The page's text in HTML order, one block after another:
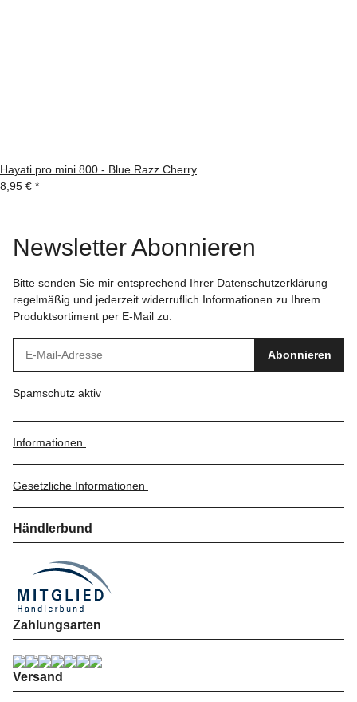
Hayati pro mini 800 - Blue Razz Cherry
8,95 € *
Newsletter Abonnieren
Bitte senden Sie mir entsprechend Ihrer Datenschutzerklärung
regelmäßig und jederzeit widerruflich Informationen zu Ihrem
Produktsortiment per E-Mail zu.
Abonnieren
Spamschutz aktiv
Informationen
Gesetzliche Informationen
Händlerbund
Zahlungsarten
Versand